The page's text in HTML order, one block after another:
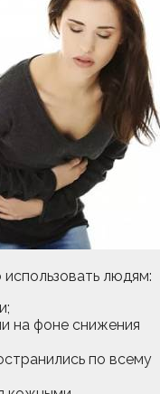
людям:
на фоне снижения
по всему